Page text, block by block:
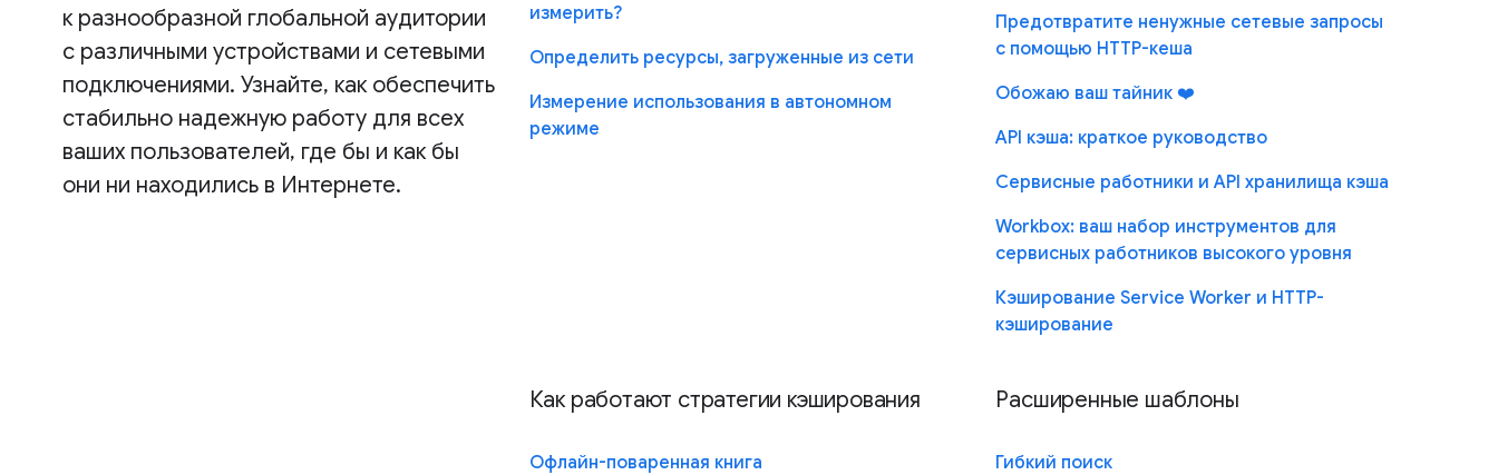
к разнообразной глобальной аудитории
с различными устройствами и сетевыми
подключениями. Узнайте, как обеспечить
стабильно надежную работу для всех
ваших пользователей, где бы и как бы
они ни находились в Интернете.
измерить?
Определить ресурсы, загруженные из сети
Измерение использования в автономном
режиме
Предотвратите ненужные сетевые запросы
с помощью HTTP-кеша
Обожаю ваш тайник ❤️
API кэша: краткое руководство
Сервисные работники и API хранилища кэша
Workbox: ваш набор инструментов для
сервисных работников высокого уровня
Кэширование Service Worker и HTTP-
кэширование
Как работают стратегии кэширования
Офлайн-поваренная книга
Расширенные шаблоны
Гибкий поиск